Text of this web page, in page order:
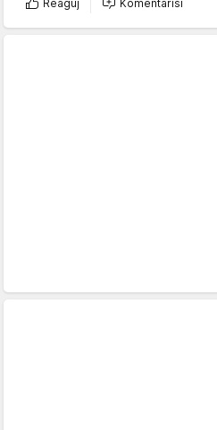
Reaguj Komentariši